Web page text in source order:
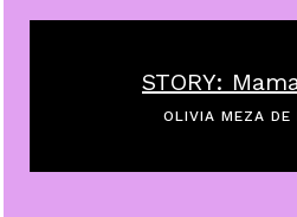
STORY:
OLIVIA MEZA DE